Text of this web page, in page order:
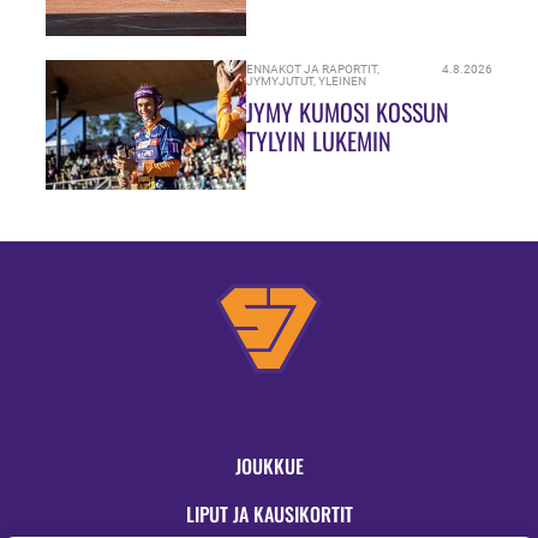
ENNAKOT JA RAPORTIT,
JYMYJUTUT,YLEINEN
4.8.2026
JYMY KUMOSI KOSSUN
TYLYIN LUKEMIN
JOUKKUE
LIPUT JA KAUSIKORTIT